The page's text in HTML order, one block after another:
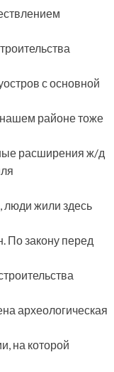
с основной
районе тоже
расширения ж/д
люди жили здесь
По закону перед
археологическая
на которой